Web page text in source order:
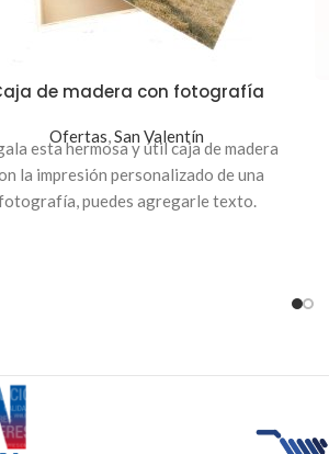
de madera con fotografía
Ofertas,San Valentín
esta hermosa y útil caja de madera
la impresión personalizado de una
puedes agregarle texto.